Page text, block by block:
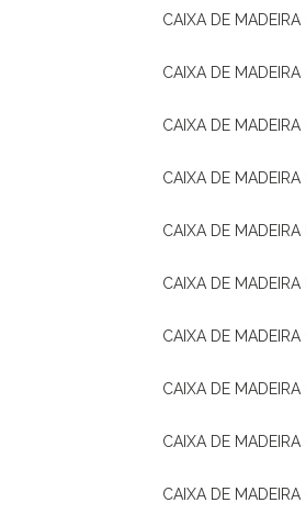
CAIXA DE
CAIXA DE
CAIXA DE
CAIXA DE
CAIXA DE
CAIXA DE
CAIXA DE
CAIXA DE
CAIXA DE
CAIXA DE